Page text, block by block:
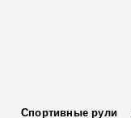
Спортивные рули